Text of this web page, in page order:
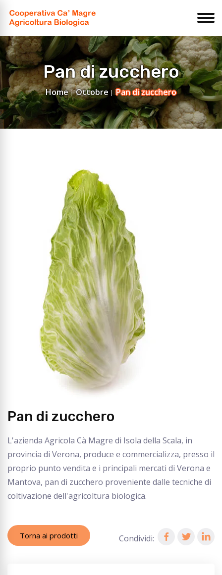
Pan di zucchero
Home Ottobre Pan di zucchero
Pan di zucchero
L'azienda Agricola Cà Magre di Isola della Scala, in
provincia di Verona, produce e commercializza, presso il
proprio punto vendita e i principali mercati di Verona e
Mantova, pan di zucchero proveniente dalle tecniche di
coltivazione dell'agricoltura biologica.
Torna ai prodotti Condividi: